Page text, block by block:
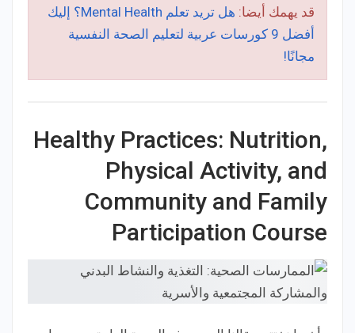
قد يهمك أيضا:
هل تريد تعلم Mental Health؟ إليك
أفضل 9 كورسات عربية لتعليم الصحة النفسية
مجانًا!
Healthy Practices: Nutrition,
Physical Activity, and
Community and Family
Participation Course